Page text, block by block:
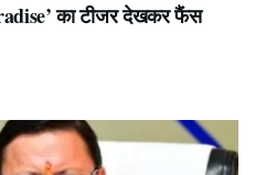
का टीजर देखकर फैंस